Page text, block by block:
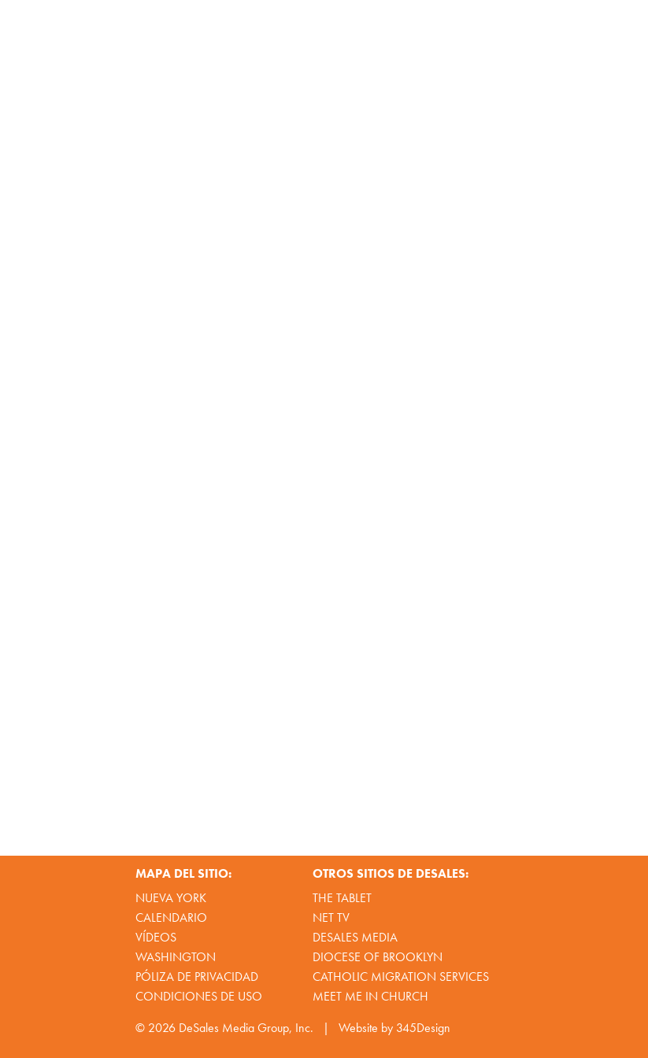
MAPA DEL SITIO:
NUEVA YORK
CALENDARIO
VÍDEOS
WASHINGTON
PÓLIZA DE PRIVACIDAD
CONDICIONES DE USO
OTROS SITIOS DE DESALES:
THE TABLET
NET TV
DESALES MEDIA
DIOCESE OF BROOKLYN
CATHOLIC MIGRATION SERVICES
MEET ME IN CHURCH
© 2026 DeSales Media Group, Inc. | Website by 345Design